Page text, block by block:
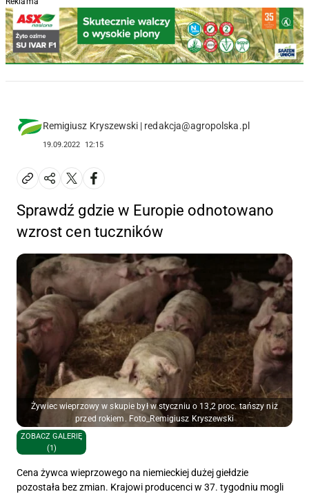
Remigiusz Kryszewski | redakcja@agropolska.pl
19.09.2022 12:15
Sprawdź gdzie w Europie odnotowano
wzrost cen tuczników
Żywiec wieprzowy w skupie był w styczniu o 13,2 proc. tańszy niż
przed rokiem. Foto_Remigiusz Kryszewski
ZOBACZ GALERIĘ
(1)
Cena żywca wieprzowego na niemieckiej dużej giełdzie
pozostała bez zmian. Krajowi producenci w 37. tygodniu mogli